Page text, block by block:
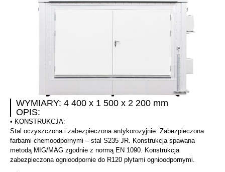
WYMIARY: 4 400 x 1 500 x 2 200 mm
OPIS:
• KONSTRUKCJA:
Stal oczyszczona i zabezpieczona antykorozyjnie. Zabezpieczona
farbami chemoodpornymi – stal S235 JR. Konstrukcja spawana
metodą MIG/MAG zgodnie z normą EN 1090. Konstrukcja
zabezpieczona ognioodpornie do R120 płytami ognioodpornymi.